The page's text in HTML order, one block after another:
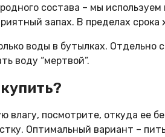
состава – мы
запах. В пределах
воды в бутылках. Отдельно
воду “мертвой”.
влагу, посмотрите, откуда ее
Оптимальный вариант –